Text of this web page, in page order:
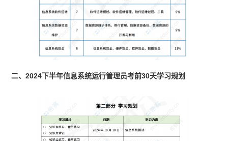
二、2024下半年信息系统运行管理员考前30天学习规划